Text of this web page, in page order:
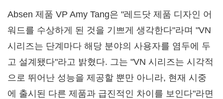
Absen 제품 VP Amy Tang은 "레드닷 제품 디자인 어
워드를 수상하게 된 것을 기쁘게 생각한다"라며 "VN
시리즈는 단계마다 해당 분야의 사용자를 염두에 두
고 설계됐다"라고 밝혔다. 그는 "VN 시리즈는 시각적
으로 뛰어난 성능을 제공할 뿐만 아니라, 현재 시중
에 출시된 다른 제품과 급진적인 차이를 보인다"라면